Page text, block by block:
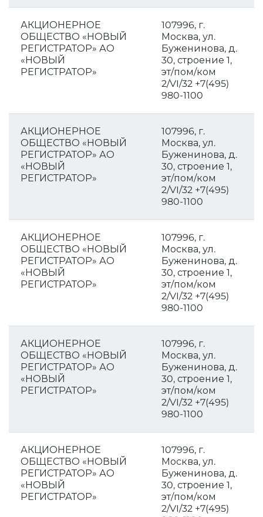
АКЦИОНЕРНОЕ
ОБЩЕСТВО «НОВЫЙ
РЕГИСТРАТОР» АО
«НОВЫЙ
РЕГИСТРАТОР»
107996, г.
Москва, ул.
Буженинова, д.
30, строение 1,
эт/пом/ком
2/VI/32 +7(495)
980-1100
АКЦИОНЕРНОЕ
ОБЩЕСТВО «НОВЫЙ
РЕГИСТРАТОР» АО
«НОВЫЙ
РЕГИСТРАТОР»
107996, г.
Москва, ул.
Буженинова, д.
30, строение 1,
эт/пом/ком
2/VI/32 +7(495)
980-1100
АКЦИОНЕРНОЕ
ОБЩЕСТВО «НОВЫЙ
РЕГИСТРАТОР» АО
«НОВЫЙ
РЕГИСТРАТОР»
107996, г.
Москва, ул.
Буженинова, д.
30, строение 1,
эт/пом/ком
2/VI/32 +7(495)
980-1100
АКЦИОНЕРНОЕ
ОБЩЕСТВО «НОВЫЙ
РЕГИСТРАТОР» АО
«НОВЫЙ
РЕГИСТРАТОР»
107996, г.
Москва, ул.
Буженинова, д.
30, строение 1,
эт/пом/ком
2/VI/32 +7(495)
980-1100
АКЦИОНЕРНОЕ
ОБЩЕСТВО «НОВЫЙ
РЕГИСТРАТОР» АО
«НОВЫЙ
РЕГИСТРАТОР»
107996, г.
Москва, ул.
Буженинова, д.
30, строение 1,
эт/пом/ком
2/VI/32 +7(495)